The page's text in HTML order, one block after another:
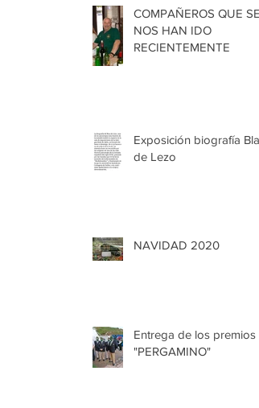
COMPAÑEROS QUE SE
NOS HAN IDO
RECIENTEMENTE
Exposición biografía Blas
de Lezo
NAVIDAD 2020
Entrega de los premios
"PERGAMINO"